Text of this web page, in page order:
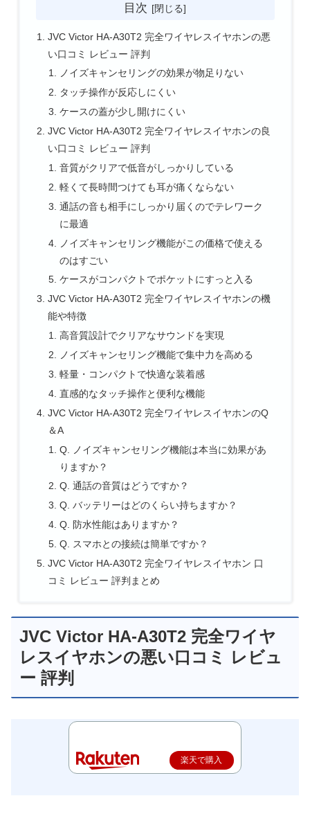
目次
JVC Victor HA-A30T2 完全ワイヤレスイヤホンの悪
い口コミ レビュー 評判
ノイズキャンセリングの効果が物足りない
タッチ操作が反応しにくい
ケースの蓋が少し開けにくい
JVC Victor HA-A30T2 完全ワイヤレスイヤホンの良
い口コミ レビュー 評判
音質がクリアで低音がしっかりしている
軽くて長時間つけても耳が痛くならない
通話の音も相手にしっかり届くのでテレワーク
に最適
ノイズキャンセリング機能がこの価格で使える
のはすごい
ケースがコンパクトでポケットにすっと入る
JVC Victor HA-A30T2 完全ワイヤレスイヤホンの機
能や特徴
高音質設計でクリアなサウンドを実現
ノイズキャンセリング機能で集中力を高める
軽量・コンパクトで快適な装着感
直感的なタッチ操作と便利な機能
JVC Victor HA-A30T2 完全ワイヤレスイヤホンのQ
＆A
Q. ノイズキャンセリング機能は本当に効果があ
りますか？
Q. 通話の音質はどうですか？
Q. バッテリーはどのくらい持ちますか？
Q. 防水性能はありますか？
Q. スマホとの接続は簡単ですか？
JVC Victor HA-A30T2 完全ワイヤレスイヤホン 口
コミ レビュー 評判まとめ
JVC Victor HA-A30T2 完全ワイヤ
レスイヤホンの悪い口コミ レビュ
ー 評判
楽天で購入